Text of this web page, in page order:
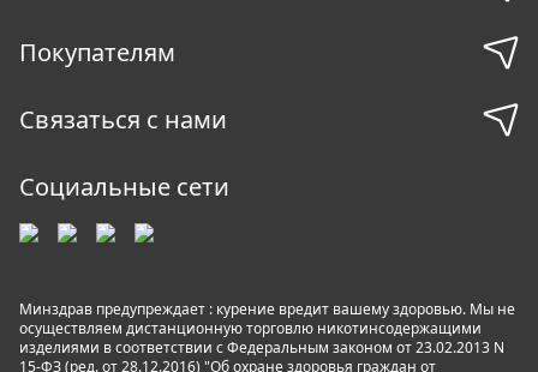
Покупателям
Связаться с нами
Социальные сети
Минздрав предупреждает : курение вредит вашему здоровью. Мы не
осуществляем дистанционную торговлю никотинсодержащими
изделиями в соответствии с Федеральным законом от 23.02.2013 N
15-ФЗ (ред. от 28.12.2016) "Об охране здоровья граждан от